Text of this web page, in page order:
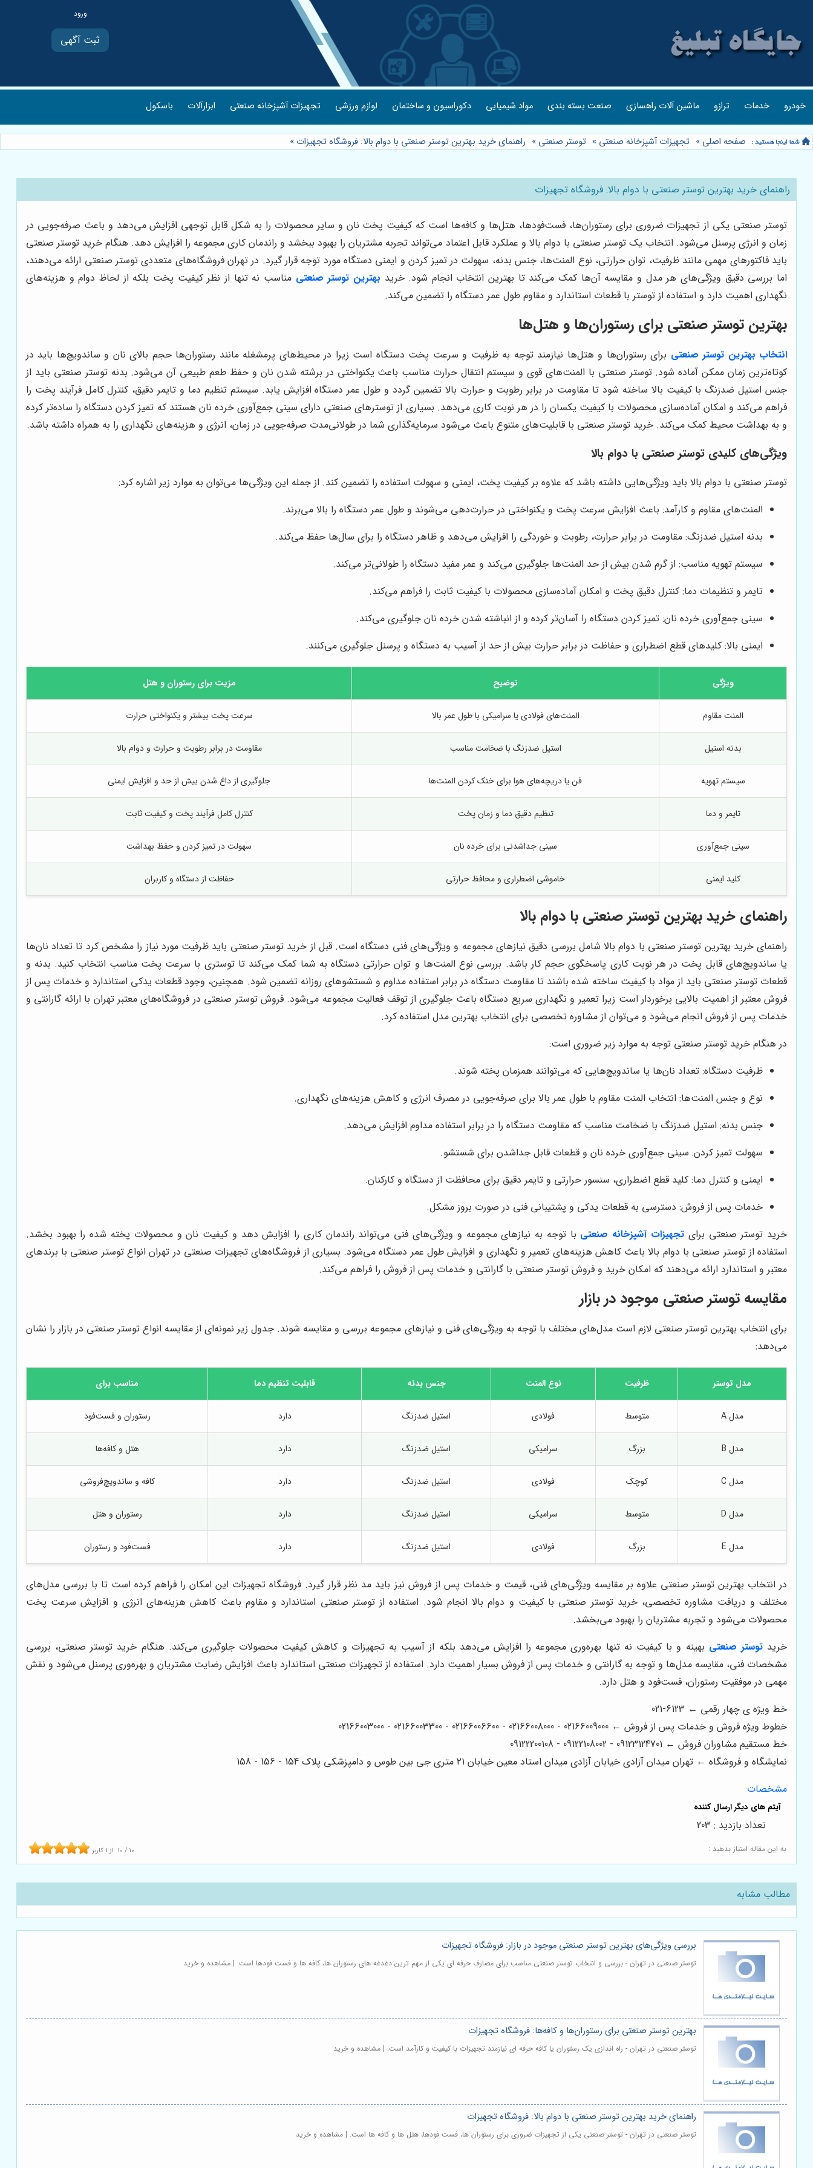
ثبت آگهی
خودرو خدمات ترازو ماشین آلات راهسازی صنعت بسته بندی مواد شیمیایی دکوراسیون و ساختمان لوازم ورزشی تجهیزات آشپزخانه صنعتی ابزارآلات باسکول
صفحه اصلی » تجهیزات آشپزخانه صنعتی » توستر صنعتی » راهنمای خرید بهترین توستر صنعتی با دوام بالا: فروشگاه تجهیزات »
راهنمای خرید بهترین توستر صنعتی با دوام بالا: فروشگاه تجهیزات
توستر صنعتی یکی از تجهیزات ضروری برای رستوران‌ها، فست‌فودها، هتل‌ها و کافه‌ها است که کیفیت پخت نان و سایر محصولات را به شکل قابل توجهی افزایش می‌دهد و باعث صرفه‌جویی در
زمان و انرژی پرسنل می‌شود. انتخاب یک توستر صنعتی با دوام بالا و عملکرد قابل اعتماد می‌تواند تجربه مشتریان را بهبود ببخشد و راندمان کاری مجموعه را افزایش دهد. هنگام خرید توستر صنعتی
باید فاکتورهای مهمی مانند ظرفیت، توان حرارتی، نوع المنت‌ها، جنس بدنه، سهولت در تمیز کردن و ایمنی دستگاه مورد توجه قرار گیرد. در تهران فروشگاه‌های متعددی توستر صنعتی ارائه می‌دهند،
اما بررسی دقیق ویژگی‌های هر مدل و مقایسه آن‌ها کمک می‌کند تا بهترین انتخاب انجام شود. خرید بهترین توستر صنعتی مناسب نه تنها از نظر کیفیت پخت بلکه از لحاظ دوام و هزینه‌های
نگهداری اهمیت دارد و استفاده از توستر با قطعات استاندارد و مقاوم طول عمر دستگاه را تضمین می‌کند.
بهترین توستر صنعتی برای رستوران‌ها و هتل‌ها
انتخاب بهترین توستر صنعتی برای رستوران‌ها و هتل‌ها نیازمند توجه به ظرفیت و سرعت پخت دستگاه است زیرا در محیط‌های پرمشغله مانند رستوران‌ها حجم بالای نان و ساندویچ‌ها باید در
کوتاه‌ترین زمان ممکن آماده شود. توستر صنعتی با المنت‌های قوی و سیستم انتقال حرارت مناسب باعث یکنواختی در برشته شدن نان و حفظ طعم طبیعی آن می‌شود. بدنه توستر صنعتی باید از
جنس استیل ضدزنگ با کیفیت بالا ساخته شود تا مقاومت در برابر رطوبت و حرارت بالا تضمین گردد و طول عمر دستگاه افزایش یابد. سیستم تنظیم دما و تایمر دقیق، کنترل کامل فرآیند پخت را
فراهم می‌کند و امکان آماده‌سازی محصولات با کیفیت یکسان را در هر نوبت کاری می‌دهد. بسیاری از توسترهای صنعتی دارای سینی جمع‌آوری خرده نان هستند که تمیز کردن دستگاه را ساده‌تر کرده
و به بهداشت محیط کمک می‌کند. خرید توستر صنعتی با قابلیت‌های متنوع باعث می‌شود سرمایه‌گذاری شما در طولانی‌مدت صرفه‌جویی در زمان، انرژی و هزینه‌های نگهداری را به همراه داشته باشد.
ویژگی‌های کلیدی توستر صنعتی با دوام بالا
توستر صنعتی با دوام بالا باید ویژگی‌هایی داشته باشد که علاوه بر کیفیت پخت، ایمنی و سهولت استفاده را تضمین کند. از جمله این ویژگی‌ها می‌توان به موارد زیر اشاره کرد:
المنت‌های مقاوم و کارآمد: باعث افزایش سرعت پخت و یکنواختی در حرارت‌دهی می‌شوند و طول عمر دستگاه را بالا می‌برند.
بدنه استیل ضدزنگ: مقاومت در برابر حرارت، رطوبت و خوردگی را افزایش می‌دهد و ظاهر دستگاه را برای سال‌ها حفظ می‌کند.
سیستم تهویه مناسب: از گرم شدن بیش از حد المنت‌ها جلوگیری می‌کند و عمر مفید دستگاه را طولانی‌تر می‌کند.
تایمر و تنظیمات دما: کنترل دقیق پخت و امکان آماده‌سازی محصولات با کیفیت ثابت را فراهم می‌کند.
سینی جمع‌آوری خرده نان: تمیز کردن دستگاه را آسان‌تر کرده و از انباشته شدن خرده نان جلوگیری می‌کند.
ایمنی بالا: کلیدهای قطع اضطراری و حفاظت در برابر حرارت بیش از حد از آسیب به دستگاه و پرسنل جلوگیری می‌کنند.
ویژگی توضیح مزیت برای رستوران و هتل
المنت مقاوم المنت‌های فولادی یا سرامیکی با طول عمر بالا سرعت پخت بیشتر و یکنواختی حرارت
بدنه استیل استیل ضدزنگ با ضخامت مناسب مقاومت در برابر رطوبت و حرارت و دوام بالا
سیستم تهویه فن یا دریچه‌های هوا برای خنک کردن المنت‌ها جلوگیری از داغ شدن بیش از حد و افزایش ایمنی
تایمر و دما تنظیم دقیق دما و زمان پخت کنترل کامل فرآیند پخت و کیفیت ثابت
سینی جمع‌آوری سینی جداشدنی برای خرده نان سهولت در تمیز کردن و حفظ بهداشت
کلید ایمنی خاموشی اضطراری و محافظ حرارتی حفاظت از دستگاه و کاربران
راهنمای خرید بهترین توستر صنعتی با دوام بالا
راهنمای خرید بهترین توستر صنعتی با دوام بالا شامل بررسی دقیق نیازهای مجموعه و ویژگی‌های فنی دستگاه است. قبل از خرید توستر صنعتی باید ظرفیت مورد نیاز را مشخص کرد تا تعداد نان‌ها
یا ساندویچ‌های قابل پخت در هر نوبت کاری پاسخگوی حجم کار باشد. بررسی نوع المنت‌ها و توان حرارتی دستگاه به شما کمک می‌کند تا توستری با سرعت پخت مناسب انتخاب کنید. بدنه و
قطعات توستر صنعتی باید از مواد با کیفیت ساخته شده باشند تا مقاومت دستگاه در برابر استفاده مداوم و شستشوهای روزانه تضمین شود. همچنین، وجود قطعات یدکی استاندارد و خدمات پس از
فروش معتبر از اهمیت بالایی برخوردار است زیرا تعمیر و نگهداری سریع دستگاه باعث جلوگیری از توقف فعالیت مجموعه می‌شود. فروش توستر صنعتی در فروشگاه‌های معتبر تهران با ارائه گارانتی و
خدمات پس از فروش انجام می‌شود و می‌توان از مشاوره تخصصی برای انتخاب بهترین مدل استفاده کرد.
در هنگام خرید توستر صنعتی توجه به موارد زیر ضروری است:
ظرفیت دستگاه: تعداد نان‌ها یا ساندویچ‌هایی که می‌توانند همزمان پخته شوند.
نوع و جنس المنت‌ها: انتخاب المنت مقاوم با طول عمر بالا برای صرفه‌جویی در مصرف انرژی و کاهش هزینه‌های نگهداری.
جنس بدنه: استیل ضدزنگ با ضخامت مناسب که مقاومت دستگاه را در برابر استفاده مداوم افزایش می‌دهد.
سهولت تمیز کردن: سینی جمع‌آوری خرده نان و قطعات قابل جداشدن برای شستشو.
ایمنی و کنترل دما: کلید قطع اضطراری، سنسور حرارتی و تایمر دقیق برای محافظت از دستگاه و کارکنان.
خدمات پس از فروش: دسترسی به قطعات یدکی و پشتیبانی فنی در صورت بروز مشکل.
خرید توستر صنعتی برای تجهیزات آشپزخانه صنعتی با توجه به نیازهای مجموعه و ویژگی‌های فنی می‌تواند راندمان کاری را افزایش دهد و کیفیت نان و محصولات پخته شده را بهبود بخشد.
استفاده از توستر صنعتی با دوام بالا باعث کاهش هزینه‌های تعمیر و نگهداری و افزایش طول عمر دستگاه می‌شود. بسیاری از فروشگاه‌های تجهیزات صنعتی در تهران انواع توستر صنعتی با برندهای
معتبر و استاندارد ارائه می‌دهند که امکان خرید و فروش توستر صنعتی با گارانتی و خدمات پس از فروش را فراهم می‌کند.
مقایسه توستر صنعتی موجود در بازار
برای انتخاب بهترین توستر صنعتی لازم است مدل‌های مختلف با توجه به ویژگی‌های فنی و نیازهای مجموعه بررسی و مقایسه شوند. جدول زیر نمونه‌ای از مقایسه انواع توستر صنعتی در بازار را نشان
می‌دهد:
مدل توستر ظرفیت نوع المنت جنس بدنه قابلیت تنظیم دما مناسب برای
مدل A متوسط فولادی استیل ضدزنگ دارد رستوران و فست‌فود
مدل B بزرگ سرامیکی استیل ضدزنگ دارد هتل و کافه‌ها
مدل C کوچک فولادی استیل ضدزنگ دارد کافه و ساندویچ‌فروشی
مدل D متوسط سرامیکی استیل ضدزنگ دارد رستوران و هتل
مدل E بزرگ فولادی استیل ضدزنگ دارد فست‌فود و رستوران
در انتخاب بهترین توستر صنعتی علاوه بر مقایسه ویژگی‌های فنی، قیمت و خدمات پس از فروش نیز باید مد نظر قرار گیرد. فروشگاه تجهیزات این امکان را فراهم کرده است تا با بررسی مدل‌های
مختلف و دریافت مشاوره تخصصی، خرید توستر صنعتی با کیفیت و دوام بالا انجام شود. استفاده از توستر صنعتی استاندارد و مقاوم باعث کاهش هزینه‌های انرژی و افزایش سرعت پخت
محصولات می‌شود و تجربه مشتریان را بهبود می‌بخشد.
خریدتوستر صنعتی بهینه و با کیفیت نه تنها بهره‌وری مجموعه را افزایش می‌دهد بلکه از آسیب به تجهیزات و کاهش کیفیت محصولات جلوگیری می‌کند. هنگام خرید توستر صنعتی، بررسی
مشخصات فنی، مقایسه مدل‌ها و توجه به گارانتی و خدمات پس از فروش بسیار اهمیت دارد. استفاده از تجهیزات صنعتی استاندارد باعث افزایش رضایت مشتریان و بهره‌وری پرسنل می‌شود و نقش
مهمی در موفقیت رستوران، فست‌فود و هتل دارد.
خط ویژه ی چهار رقمی ← 6123-021
خطوط ویژه فروش و خدمات پس از فروش ← 02166009000 - 02166008000 - 02166006600 - 02166003300 - 02166003000
خط مستقیم مشاوران فروش ← 09123124701 - 09122108002 - 09122200108
نمایشگاه و فروشگاه ← تهران میدان آزادی خیابان آزادی میدان استاد معین خیابان ۲۱ متری جی بین طوس و دامپزشکی پلاک 154 - 156 - 158
مشخصات
به این مقاله امتیاز بدهید : 10 / 10 از 1 کاربر
تعداد بازدید : 203
مطالب مشابه
بررسی ویژگی‌های بهترین توستر صنعتی موجود در بازار: فروشگاه تجهیزات
توستر صنعتی در تهران - بررسی و انتخاب توستر صنعتی مناسب برای مصارف حرفه ای یکی از مهم ترین دغدغه های رستوران ها، کافه ها و فست فودها است. | مشاهده و خرید
بهترین توستر صنعتی برای رستوران‌ها و کافه‌ها: فروشگاه تجهیزات
توستر صنعتی در تهران - راه اندازی یک رستوران یا کافه حرفه ای نیازمند تجهیزات با کیفیت و کارآمد است. | مشاهده و خرید
راهنمای خرید بهترین توستر صنعتی با دوام بالا: فروشگاه تجهیزات
توستر صنعتی در تهران - توستر صنعتی یکی از تجهیزات ضروری برای رستوران ها، فست فودها، هتل ها و کافه ها است. | مشاهده و خرید